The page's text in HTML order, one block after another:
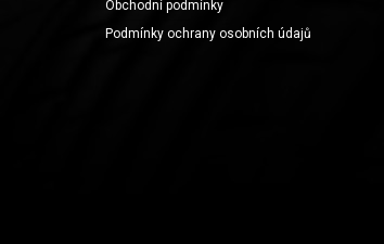
Obchodní podmínky
Podmínky ochrany osobních údajů